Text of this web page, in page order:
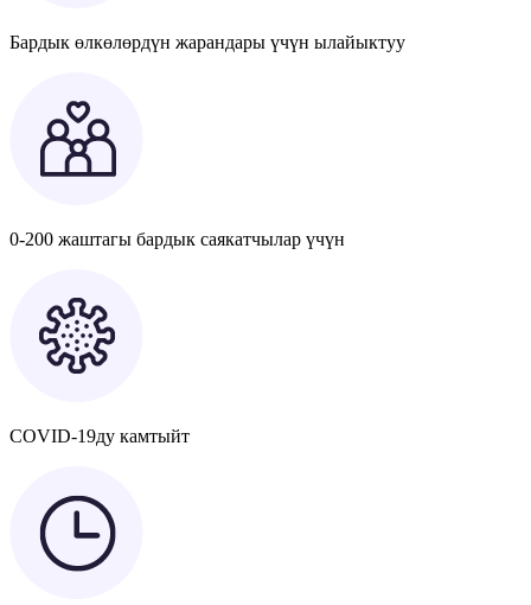
Бардык өлкөлөрдүн жарандары үчүн ылайыктуу
0-200 жаштагы бардык саякатчылар үчүн
COVID-19ду камтыйт